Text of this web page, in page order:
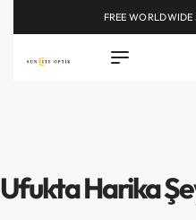
FREE
Ufukta Harika